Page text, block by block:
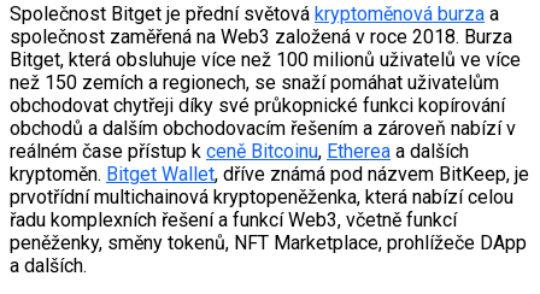
Společnost Bitget je přední světová kryptoměnová burza a
společnost zaměřená na Web3 založená v roce 2018. Burza
Bitget, která obsluhuje více než 100 milionů uživatelů ve více
než 150 zemích a regionech, se snaží pomáhat uživatelům
obchodovat chytřeji díky své průkopnické funkci kopírování
obchodů a dalším obchodovacím řešením a zároveň nabízí v
reálném čase přístup k ceně Bitcoinu, Etherea a dalších
kryptoměn. Bitget Wallet, dříve známá pod názvem BitKeep, je
prvotřídní multichainová kryptopeněženka, která nabízí celou
řadu komplexních řešení a funkcí Web3, včetně funkcí
peněženky, směny tokenů, NFT Marketplace, prohlížeče DApp
a dalších.